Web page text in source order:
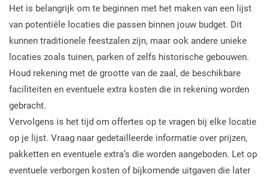
Het is belangrijk om te beginnen met het maken van een lijst
van potentiële locaties die passen binnen jouw budget. Dit
kunnen traditionele feestzalen zijn, maar ook andere unieke
locaties zoals tuinen, parken of zelfs historische gebouwen.
Houd rekening met de grootte van de zaal, de beschikbare
faciliteiten en eventuele extra kosten die in rekening worden
gebracht.
Vervolgens is het tijd om offertes op te vragen bij elke locatie
op je lijst. Vraag naar gedetailleerde informatie over prijzen,
pakketten en eventuele extra’s die worden aangeboden. Let op
eventuele verborgen kosten of bijkomende uitgaven die later